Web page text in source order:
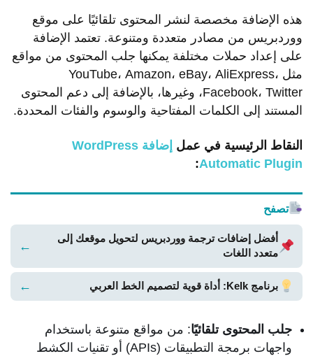
هذه الإضافة مخصصة لنشر المحتوى تلقائيًا على موقع
ووردبريس من مصادر متعددة ومتنوعة. تعتمد الإضافة
على إعداد حملات مختلفة يمكنها جلب المحتوى من مواقع
مثل YouTube، Amazon، eBay، AliExpress،
Facebook، Twitter، وغيرها، بالإضافة إلى دعم المحتوى
المستند إلى الكلمات المفتاحية والوسوم والفئات المحددة.
النقاط الرئيسية في عمل
إضافة WordPress
Automatic Plugin
:
تصفح
أفضل إضافات ترجمة ووردبريس لتحويل موقعك إلى
متعدد اللغات
←
برنامج Kelk: أداة قوية لتصميم الخط العربي ←
جلب المحتوى تلقائيًا: من مواقع متنوعة باستخدام
واجهات برمجة التطبيقات (APIs) أو تقنيات الكشط